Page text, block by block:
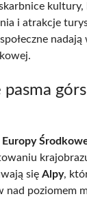
i atrakcje
pasma
Europy
się Alpy,
nad poziomem